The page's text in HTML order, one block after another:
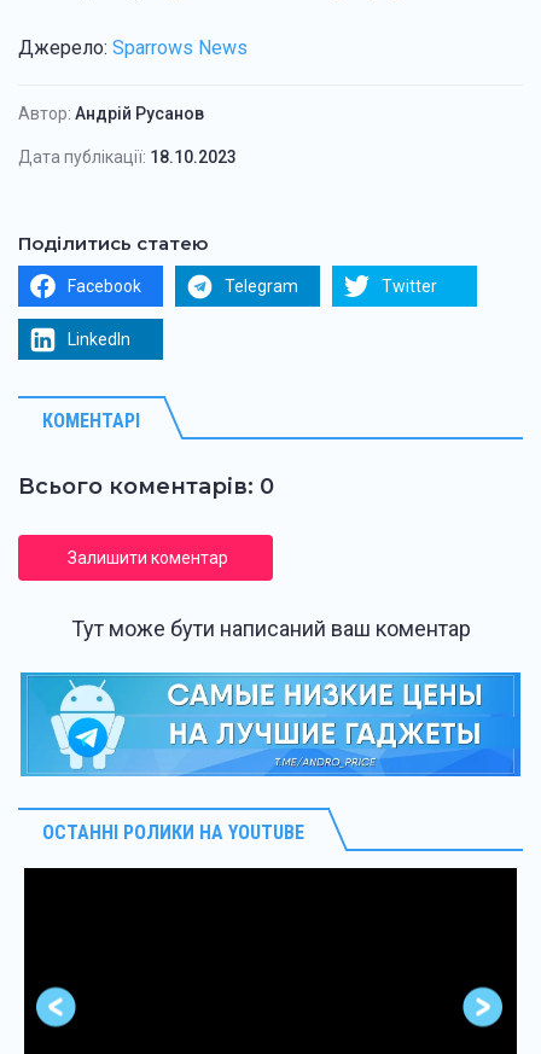
Джерело: Sparrows News
Автор: Андрій Русанов
Дата публікації: 18.10.2023
Поділитись статею
Facebook Telegram Twitter
LinkedIn
КОМЕНТАРІ
Всього коментарів: 0
Залишити коментар
Тут може бути написаний ваш коментар
ОСТАННІ РОЛИКИ НА YOUTUBE